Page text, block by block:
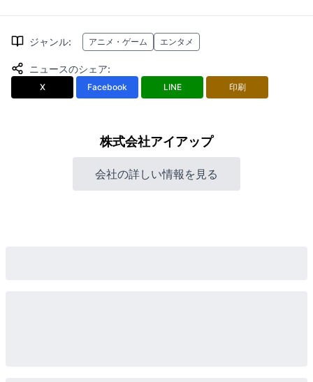
ジャンル: アニメ・ゲーム エンタメ
ニュースのシェア:
X Facebook LINE 印刷
株式会社アイアップ
会社の詳しい情報を見る